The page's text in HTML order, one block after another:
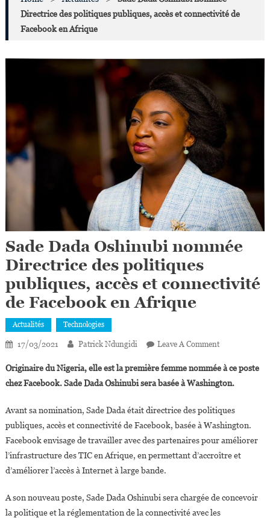
Directrice des politiques publiques, accès et connectivité de
Facebook en Afrique
Sade Dada Oshinubi nommée
Directrice des politiques
publiques, accès et connectivité
de Facebook en Afrique
Actualités Technologies
17/03/2021 Patrick Ndungidi Leave A CommentOn
Dada
Oshinubi
Directrice
Des
Politiques
Publiques,
Connectivité
De
Originaire du Nigeria, elle est la première femme nommée à ce poste
chez Facebook. Sade Dada Oshinubi sera basée à Washington.
Avant sa nomination, Sade Dada était directrice des politiques
publiques, accès et connectivité de Facebook, basée à Washington.
Facebook envisage de travailler avec des partenaires pour améliorer
l’infrastructure des TIC en Afrique, en permettant d’accroître et
d’améliorer l’accès à Internet à large bande.
A son nouveau poste, Sade Dada Oshinubi sera chargée de concevoir
la politique et la réglementation de la connectivité avec les